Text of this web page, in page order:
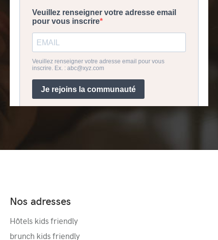
Nos adresses
Hôtels kids friendly
brunch kids friendly